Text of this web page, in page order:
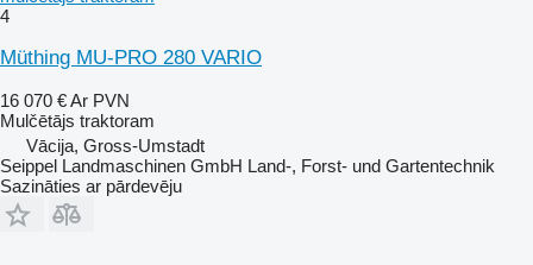
4
Müthing MU-PRO 280 VARIO
16 070 €Ar PVN
Mulčētājs traktoram
Vācija, Gross-Umstadt
Seippel Landmaschinen GmbH Land-, Forst- und Gartentechnik
Sazināties ar pārdevēju